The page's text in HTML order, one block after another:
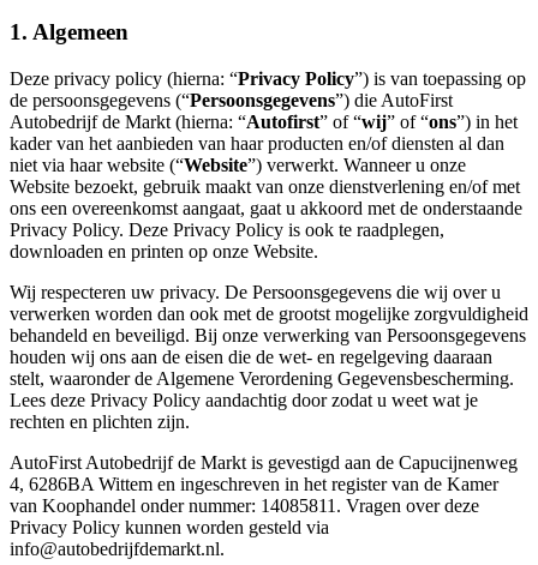
1. Algemeen
Deze privacy policy (hierna: “Privacy Policy”) is van toepassing op
de persoonsgegevens (“Persoonsgegevens”) die AutoFirst
Autobedrijf de Markt (hierna: “Autofirst” of “wij” of “ons”) in het
kader van het aanbieden van haar producten en/of diensten al dan
niet via haar website (“Website”) verwerkt. Wanneer u onze
Website bezoekt, gebruik maakt van onze dienstverlening en/of met
ons een overeenkomst aangaat, gaat u akkoord met de onderstaande
Privacy Policy. Deze Privacy Policy is ook te raadplegen,
downloaden en printen op onze Website.
Wij respecteren uw privacy. De Persoonsgegevens die wij over u
verwerken worden dan ook met de grootst mogelijke zorgvuldigheid
behandeld en beveiligd. Bij onze verwerking van Persoonsgegevens
houden wij ons aan de eisen die de wet- en regelgeving daaraan
stelt, waaronder de Algemene Verordening Gegevensbescherming.
Lees deze Privacy Policy aandachtig door zodat u weet wat je
rechten en plichten zijn.
AutoFirst Autobedrijf de Markt is gevestigd aan de Capucijnenweg
4, 6286BA Wittem en ingeschreven in het register van de Kamer
van Koophandel onder nummer: 14085811. Vragen over deze
Privacy Policy kunnen worden gesteld via
info@autobedrijfdemarkt.nl.